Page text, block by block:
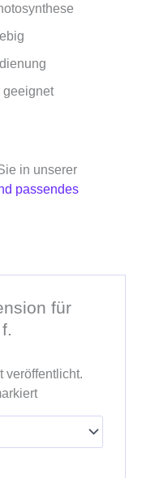
geeignet
in unserer
passendes
für
veröffentlicht.